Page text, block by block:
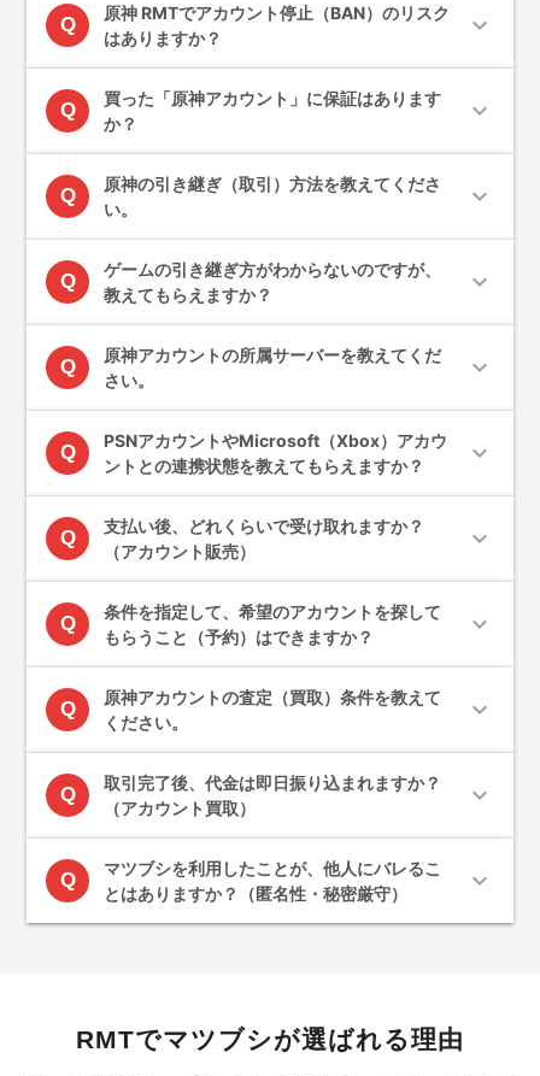
Q
原神 RMTでアカウント停止（BAN）のリスク
はありますか？
expand_more
Q
買った「原神アカウント」に保証はあります
か？
expand_more
Q
原神の引き継ぎ（取引）方法を教えてくださ
い。
expand_more
Q
ゲームの引き継ぎ方がわからないのですが、
教えてもらえますか？
expand_more
Q
原神アカウントの所属サーバーを教えてくだ
さい。
expand_more
Q
PSNアカウントやMicrosoft（Xbox）アカウ
ントとの連携状態を教えてもらえますか？
expand_more
Q
支払い後、どれくらいで受け取れますか？
（アカウント販売）
expand_more
Q
条件を指定して、希望のアカウントを探して
もらうこと（予約）はできますか？
expand_more
Q
原神アカウントの査定（買取）条件を教えて
ください。
expand_more
Q
取引完了後、代金は即日振り込まれますか？
（アカウント買取）
expand_more
Q
マツブシを利用したことが、他人にバレるこ
とはありますか？（匿名性・秘密厳守）
expand_more
RMTでマツブシが選ばれる理由